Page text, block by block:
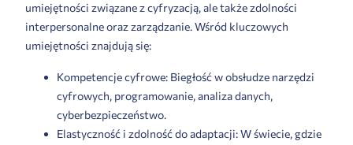
umiejętności związane z cyfryzacją, ale także zdolności
interpersonalne oraz zarządzanie. Wśród kluczowych
umiejętności znajdują się:
Kompetencje cyfrowe: Biegłość w obsłudze narzędzi
cyfrowych, programowanie, analiza danych,
cyberbezpieczeństwo.
Elastyczność i zdolność do adaptacji: W świecie, gdzie